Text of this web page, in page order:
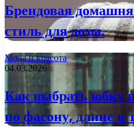
Брендовая
стиль для дома.
Мода и красота
04.03.2026
Как выбрать юбку
по фасону, длине и